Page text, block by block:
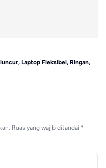
Laptop Fleksibel, Ringan,
Ruas yang wajib ditandai *